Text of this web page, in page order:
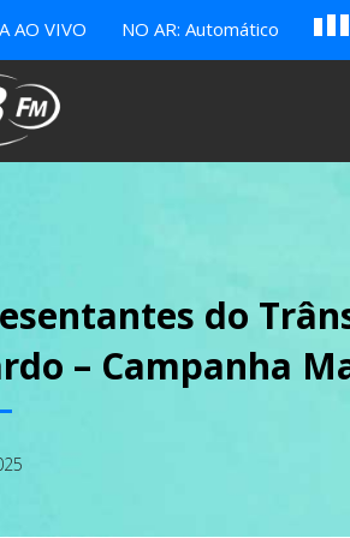
AO VIVO NO AR: Automático B c
do
– Campanha